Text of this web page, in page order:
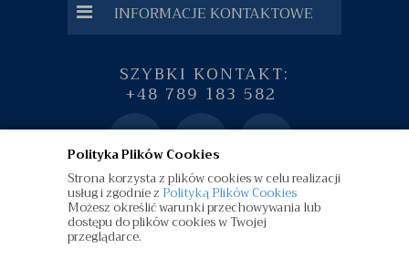
Polityka Plików Cookies
Strona korzysta z plików cookies w celu realizacji
usług i zgodnie z Polityką Plików Cookies
Możesz określić warunki przechowywania lub
dostępu do plików cookies w Twojej
przeglądarce.
INFORMACJE KONTAKTOWE
SZYBKI KONTAKT:
+48 789 183 582